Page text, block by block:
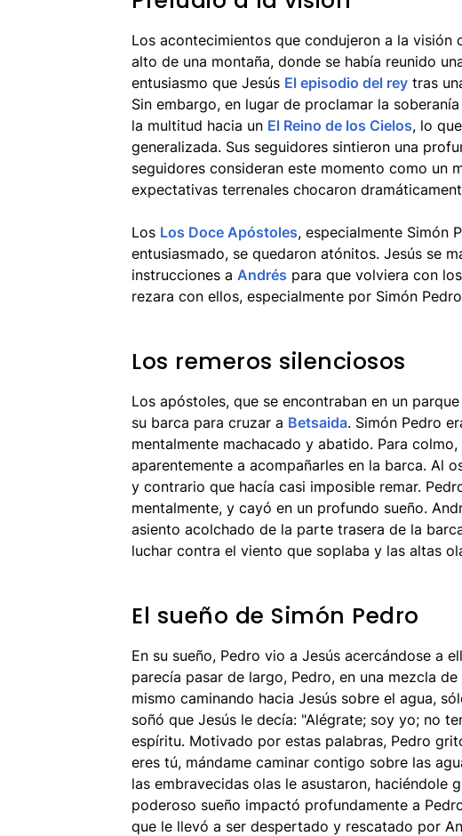
Los acontecimientos que condujeron a la
alto de una montaña, donde se había reunido
entusiasmo que Jesús El episodio del rey tras
Sin embargo, en lugar de proclamar la
la multitud hacia un El Reino de los Cielos, lo
generalizada. Sus seguidores sintieron una
seguidores consideran este momento como un
expectativas terrenales chocaron
Los Los Doce Apóstoles, especialmente Simón
entusiasmado, se quedaron atónitos. Jesús se
instrucciones a Andrés para que volviera con
rezara con ellos, especialmente por Simón
Los remeros silenciosos
Los apóstoles, que se encontraban en un
su barca para cruzar a Betsaida. Simón Pedro
mentalmente machacado y abatido. Para
aparentemente a acompañarles en la barca. Al
y contrario que hacía casi imposible remar.
mentalmente, y cayó en un profundo sueño.
asiento acolchado de la parte trasera de la
luchar contra el viento que soplaba y las altas
El sueño de Simón Pedro
En su sueño, Pedro vio a Jesús acercándose a
parecía pasar de largo, Pedro, en una mezcla
mismo caminando hacia Jesús sobre el agua,
soñó que Jesús le decía: "Alégrate; soy yo; no
espíritu. Motivado por estas palabras, Pedro
eres tú, mándame caminar contigo sobre las
las embravecidas olas le asustaron, haciéndole
poderoso sueño impactó profundamente a
que le llevó a ser despertado y rescatado por